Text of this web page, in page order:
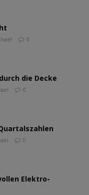
0
die Decke
0
0
Elektro-